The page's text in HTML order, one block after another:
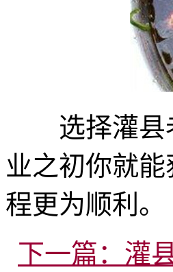
选择灌县老
业之初你就
程更为顺利。
下一篇：灌